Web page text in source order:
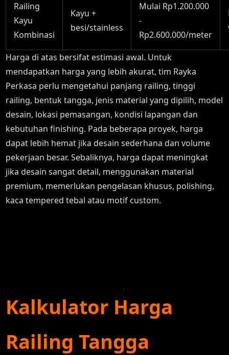
Railing
Kayu
Kombinasi
Kayu +
besi/stainless
Mulai Rp1.200.000
-
Rp2.600.000/meter
Harga di atas bersifat estimasi awal. Untuk
mendapatkan harga yang lebih akurat, tim Rayka
Perkasa perlu mengetahui panjang railing, tinggi
railing, bentuk tangga, jenis material yang dipilih, model
desain, lokasi pemasangan, kondisi lapangan dan
kebutuhan finishing. Pada beberapa proyek, harga
dapat lebih hemat jika desain sederhana dan volume
pekerjaan besar. Sebaliknya, harga dapat meningkat
jika desain sangat detail, menggunakan material
premium, memerlukan pengelasan khusus, polishing,
kaca tempered tebal atau motif custom.
Kalkulator Harga
Railing Tangga